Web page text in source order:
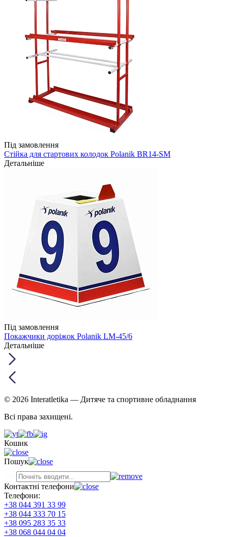
Під замовлення
Стійка для стартових колодок Polanik BR14-SM
Детальніше
Під замовлення
Покажчики доріжок Polanik LM-45/6
Детальніше
© 2026 Interatletika — Дитяче та спортивне обладнання
Всі права захищені.
Кошик
Пошук
Контактні телефони
Телефони:
+38 044 391 33 99
+38 044 333 70 15
+38 095 283 35 33
+38 068 044 04 04